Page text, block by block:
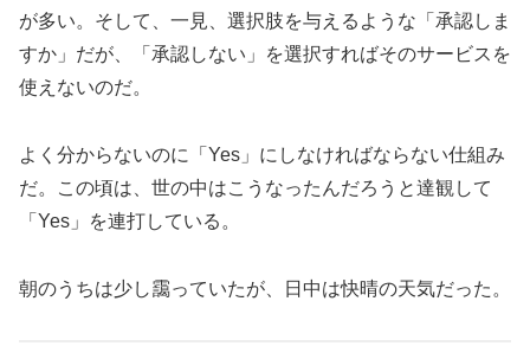
が多い。そして、一見、選択肢を与えるような「承認しま
すか」だが、「承認しない」を選択すればそのサービスを
使えないのだ。
よく分からないのに「Yes」にしなければならない仕組み
だ。この頃は、世の中はこうなったんだろうと達観して
「Yes」を連打している。
朝のうちは少し靄っていたが、日中は快晴の天気だった。